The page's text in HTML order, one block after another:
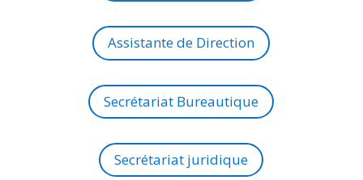
Assistante de Direction
Secrétariat Bureautique
Secrétariat juridique